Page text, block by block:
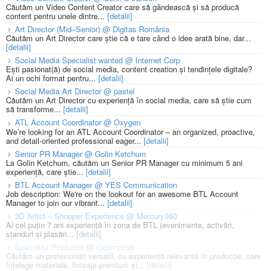
Căutăm un Video Content Creator care să gândească și să producă
content pentru unele dintre... [detalii]
Art Director (Mid–Senior) @ Digitas România
Căutăm un Art Director care știe că e tare când o idee arată bine, dar...
[detalii]
Social Media Specialist wanted @ Internet Corp
Ești pasionat(ă) de social media, content creation și tendințele digitale?
Ai un ochi format pentru... [detalii]
Social Media Art Director @ pastel
Căutăm un Art Director cu experiență în social media, care să știe cum
să transforme... [detalii]
ATL Account Coordinator @ Oxygen
We’re looking for an ATL Account Coordinator – an organized, proactive,
and detail-oriented professional eager... [detalii]
Senior PR Manager @ Golin Ketchum
La Golin Ketchum, căutăm un Senior PR Manager cu minimum 5 ani
experiență, care știe... [detalii]
BTL Account Manager @ YES Communication
Job description: We're on the lookout for an awesome BTL Account
Manager to join our vibrant... [detalii]
3D Artist – Shopper Experience @ Mercury360
Ai cel puțin 7 ani experiență în zona de BTL (evenimente, activări,
standuri și plasări...[detalii]
Specialist Productie @ Godmother
Căutăm un profesionist versatil, cu experiență relevantă în producție, care
înțelege materiale, finisaje premium și... [detalii]